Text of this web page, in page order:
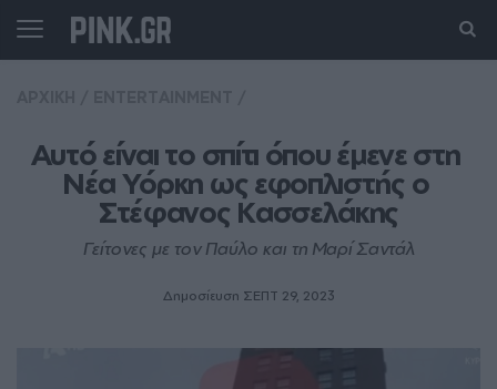
Αυτό είναι το σπίτι όπου έμενε στη
Νέα Υόρκη ως εφοπλιστής ο
Στέφανος Κασσελάκης
Γείτονες με τον Παύλο και τη Μαρί Σαντάλ
Δημοσίευση ΣΕΠΤ 29, 2023